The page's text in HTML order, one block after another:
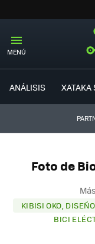
MENÚ
ANÁLISIS XATAKA
Foto de
KIBISI OKO,
BICI